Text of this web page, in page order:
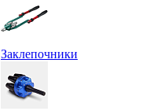
Заклепочники